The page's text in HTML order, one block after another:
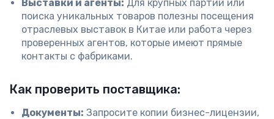
Выставки и агенты: Для крупных партий или
поиска уникальных товаров полезны посещения
отраслевых выставок в Китае или работа через
проверенных агентов, которые имеют прямые
контакты с фабриками.
Как проверить поставщика:
Документы: Запросите копии бизнес-лицензии,